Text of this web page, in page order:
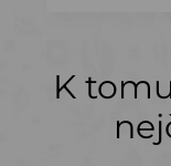
K